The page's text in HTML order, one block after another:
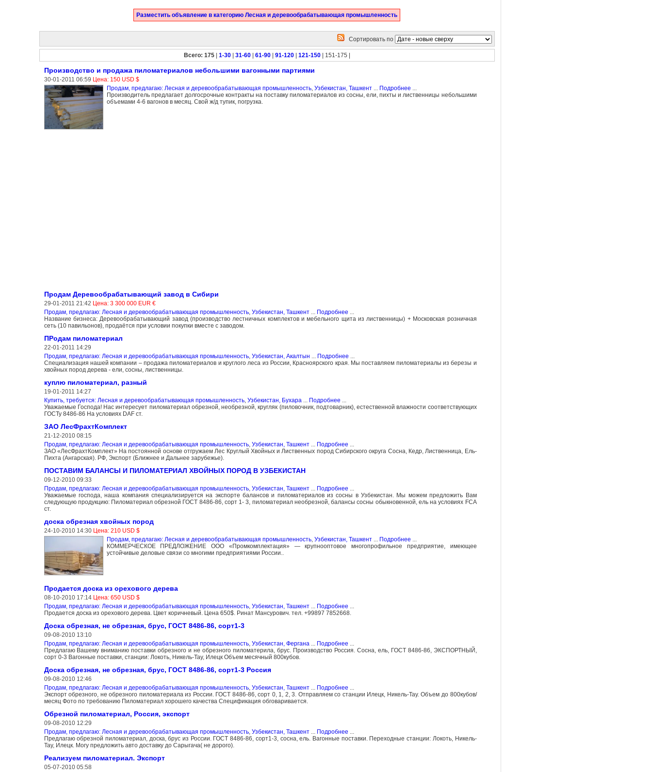
Разместить объявление в категорию Лесная и деревообрабатывающая промышленность
Сортировать по
Всего: 175| 1-30| 31-60| 61-90| 91-120| 121-150| 151-175 |
Производство и продажа пиломатериалов небольшими вагонными партиями
30-01-2011 06:59 Цена: 150 USD $
Продам, предлагаю: Лесная и деревообрабатывающая промышленность, Узбекистан, Ташкент... Подробнее ...
Производитель предлагает долгосрочные контракты на поставку пиломатериалов из сосны, ели, пихты и лиственницы небольшими
объемами 4-6 вагонов в месяц. Свой ж/д тупик, погрузка.
Продам Деревообрабатывающий завод в Сибири
29-01-2011 21:42 Цена: 3 300 000 EUR €
Продам, предлагаю: Лесная и деревообрабатывающая промышленность, Узбекистан, Ташкент... Подробнее ...
Название бизнеса: Деревообрабатывающий завод (производство лестничных комплектов и мебельного щита из лиственницы) + Московская розничная
сеть (10 павильонов), продаётся при условии покупки вместе с заводом.
ПРодам пиломатериал
22-01-2011 14:29
Продам, предлагаю: Лесная и деревообрабатывающая промышленность, Узбекистан, Акалтын ... Подробнее ...
Специализация нашей компании – продажа пиломатериалов и круглого леса из России, Красноярского края. Мы поставляем пиломатериалы из березы и
хвойных пород дерева - ели, сосны, лиственницы.
куплю пиломатериал, разный
19-01-2011 14:27
Купить, требуется: Лесная и деревообрабатывающая промышленность, Узбекистан, Бухара... Подробнее ...
Уважаемые Господа! Нас интересует пиломатериал обрезной, необрезной, кругляк (пиловочник, подтоварник), естественной влажности соответствующих
ГОСТу 8486-86 На условиях DAF ст.
ЗАО ЛесФрахтКомплект
21-12-2010 08:15
Продам, предлагаю: Лесная и деревообрабатывающая промышленность, Узбекистан, Ташкент... Подробнее ...
ЗАО «ЛесФрахтКомплект» На постоянной основе отгружаем Лес Круглый Хвойных и Лиственных пород Сибирского округа Сосна, Кедр, Лиственница, Ель-
Пихта (Ангарская). РФ, Экспорт (Ближнее и Дальнее зарубежье).
ПОСТАВИМ БАЛАНСЫ И ПИЛОМАТЕРИАЛ ХВОЙНЫХ ПОРОД В УЗБЕКИСТАН
09-12-2010 09:33
Продам, предлагаю: Лесная и деревообрабатывающая промышленность, Узбекистан, Ташкент... Подробнее ...
Уважаемые господа, наша компания специализируется на экспорте балансов и пиломатериалов из соcны в Узбекистан. Мы можем предложить Вам
следующую продукцию: Пиломатериал обрезной ГОСТ 8486-86, сорт 1- 3, пиломатериал необрезной, балансы сосны обыкновенной, ель на условиях FCA
cт.
доска обрезная хвойных пород
24-10-2010 14:30 Цена: 210 USD $
Продам, предлагаю: Лесная и деревообрабатывающая промышленность, Узбекистан, Ташкент... Подробнее ...
КОММЕРЧЕСКОЕ ПРЕДЛОЖЕНИЕ ООО «Промкомплектация» — крупнооптовое многопрофильное предприятие, имеющее
устойчивые деловые связи со многими предприятиями России..
Продается доска из орехового дерева
08-10-2010 17:14 Цена: 650 USD $
Продам, предлагаю: Лесная и деревообрабатывающая промышленность, Узбекистан, Ташкент... Подробнее ...
Продается доска из орехового дерева. Цвет коричневый. Цена 650$. Ринат Мансурович. тел. +99897 7852668.
Доска обрезная, не обрезная, брус, ГОСТ 8486-86, сорт1-3
09-08-2010 13:10
Продам, предлагаю: Лесная и деревообрабатывающая промышленность, Узбекистан, Фергана... Подробнее ...
Предлагаю Вашему вниманию поставки обрезного и не обрезного пиломатерила, брус. Производство Россия. Сосна, ель, ГОСТ 8486-86, ЭКСПОРТНЫЙ,
сорт 0-3 Вагонные поставки, станции: Локоть, Никель-Тау, Илецк Объем месячный 800кубов.
Доска обрезная, не обрезная, брус, ГОСТ 8486-86, сорт1-3 Россия
09-08-2010 12:46
Продам, предлагаю: Лесная и деревообрабатывающая промышленность, Узбекистан, Ташкент... Подробнее ...
Экспорт обрезного, не обрезного пиломатериала из России. ГОСТ 8486-86, сорт 0, 1, 2, 3. Отправляем со станции Илецк, Никель-Тау. Объем до 800кубов/
месяц Фото по требованию Пиломатериал хорошего качества Спецификация обговаривается.
Обрезной пиломатериал, Россия, экспорт
09-08-2010 12:29
Продам, предлагаю: Лесная и деревообрабатывающая промышленность, Узбекистан, Ташкент... Подробнее ...
Предлагаю обрезной пиломатериал, доска, брус из России. ГОСТ 8486-86, сорт1-3, сосна, ель. Вагонные поставки. Переходные станции: Локоть, Никель-
Тау, Илецк. Могу предложить авто доставку до Сарыгача( не дорого).
Реализуем пиломатериал. Экспорт
05-07-2010 05:58